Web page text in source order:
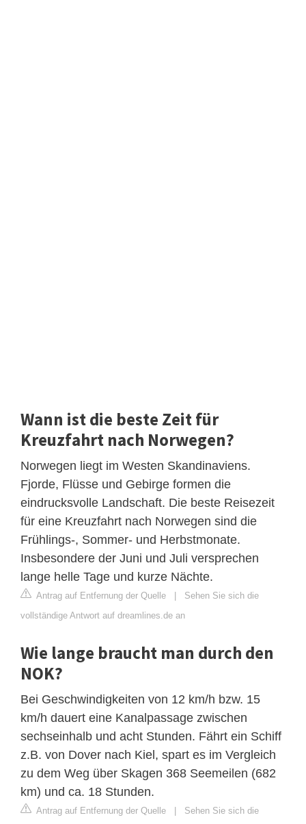
Wann ist die beste Zeit für
Kreuzfahrt nach Norwegen?
Norwegen liegt im Westen Skandinaviens.
Fjorde, Flüsse und Gebirge formen die
eindrucksvolle Landschaft. Die beste Reisezeit
für eine Kreuzfahrt nach Norwegen sind die
Frühlings-, Sommer- und Herbstmonate.
Insbesondere der Juni und Juli versprechen
lange helle Tage und kurze Nächte.
Antrag auf Entfernung der Quelle | Sehen Sie sich die
vollständige Antwort auf dreamlines.de an
Wie lange braucht man durch den
NOK?
Bei Geschwindigkeiten von 12 km/h bzw. 15
km/h dauert eine Kanalpassage zwischen
sechseinhalb und acht Stunden. Fährt ein Schiff
z.B. von Dover nach Kiel, spart es im Vergleich
zu dem Weg über Skagen 368 Seemeilen (682
km) und ca. 18 Stunden.
Antrag auf Entfernung der Quelle | Sehen Sie sich die